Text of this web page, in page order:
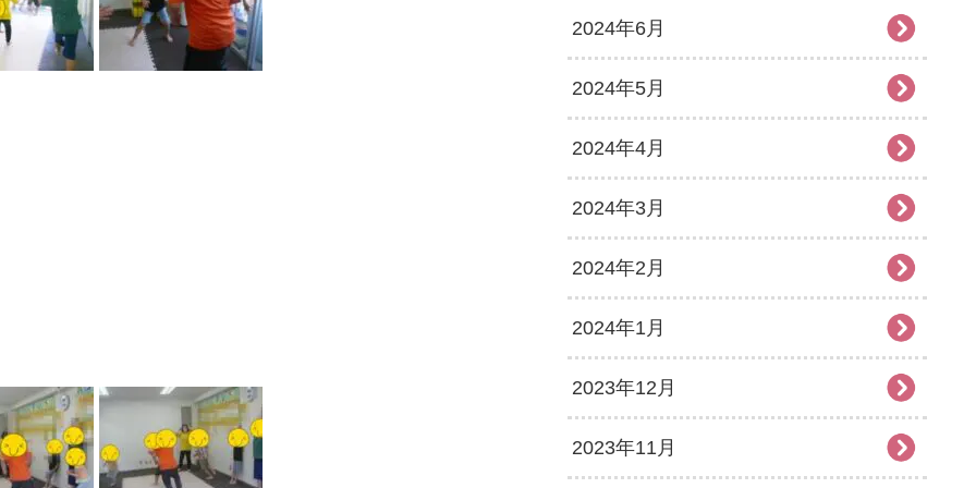
2024年6月
2024年5月
2024年4月
2024年3月
2024年2月
2024年1月
2023年12月
2023年11月